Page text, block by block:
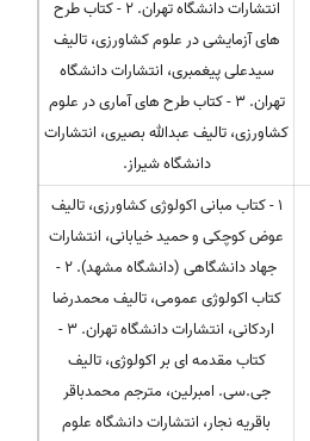
انتشارات دانشگاه تهران. 2 - کتاب طرح
های آزمایشی در علوم کشاورزی، تالیف
سیدعلی پیغمبری، انتشارات دانشگاه
تهران. 3 - کتاب طرح های آماری در علوم
کشاورزی، تالیف عبدالله بصیری، انتشارات
دانشگاه شیراز.
1 - کتاب مبانی اکولوژی کشاورزی، تالیف
عوض کوچکی و حمید خیابانی، انتشارات
جهاد دانشگاهی (دانشگاه مشهد). 2 -
کتاب اکولوژی عمومی، تالیف محمدرضا
اردکانی، انتشارات دانشگاه تهران. 3 -
کتاب مقدمه ای بر اکولوژی، تالیف
جی.سی. امبرلین، مترجم محمدباقر
باقریه نجار، انتشارات دانشگاه علوم